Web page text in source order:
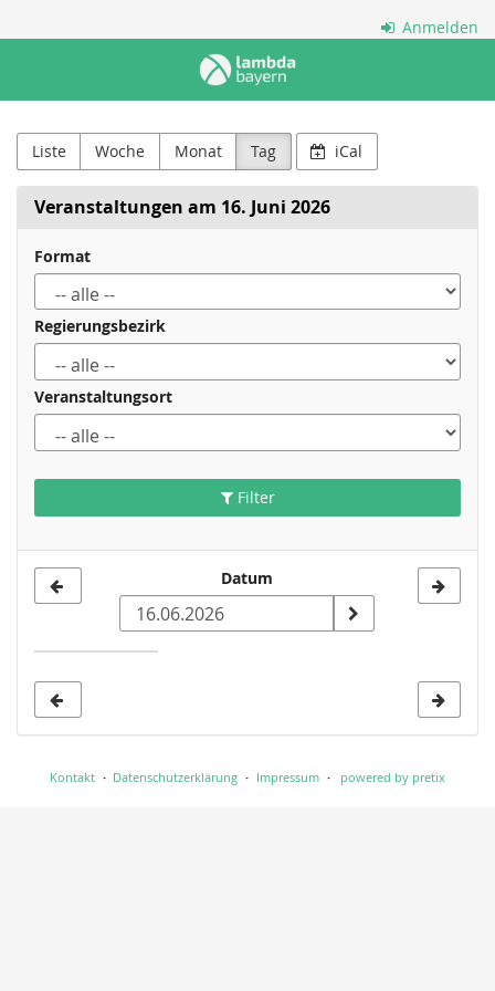
Haupt-
Anmelden
Bayern
e.V.
Liste Woche Monat Tag iCal
Veranstaltungen am 16. Juni 2026
Format
Regierungsbezirk
Veranstaltungsort
Filter
zur
Anzeige
Datum
Kontakt Datenschutzerklärung Impressum powered by pretix